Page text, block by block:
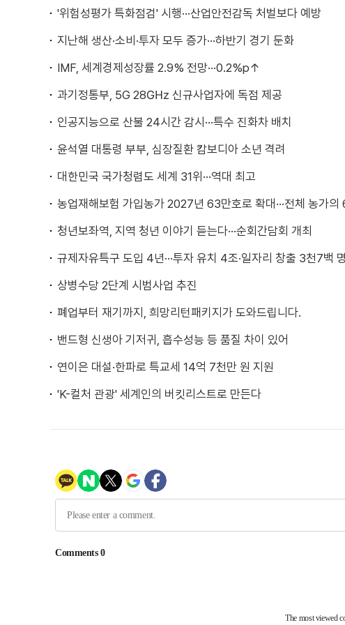
'위험성평가 특화점검' 시행···산업안전감독 처벌보다 예방
지난해 생산·소비·투자 모두 증가···하반기 경기 둔화
IMF, 세계경제성장률 2.9% 전망···0.2%p↑
과기정통부, 5G 28㎓ 신규사업자에 독점 제공
인공지능으로 산불 24시간 감시···특수 진화차 배치
윤석열 대통령 부부, 심장질환 캄보디아 소년 격려
대한민국 국가청렴도 세계 31위···역대 최고
농업재해보험 가입농가 2027년 63만호로 확대···전체 농가의
청년보좌역, 지역 청년 이야기 듣는다···순회간담회 개최
규제자유특구 도입 4년···투자 유치 4조·일자리 창출 3천7백 명
상병수당 2단계 시범사업 추진
폐업부터 재기까지, 희망리턴패키지가 도와드립니다.
밴드형 신생아 기저귀, 흡수성능 등 품질 차이 있어
연이은 대설·한파로 특교세 14억 7천만 원 지원
'K-컬처 관광' 세계인의 버킷리스트로 만든다